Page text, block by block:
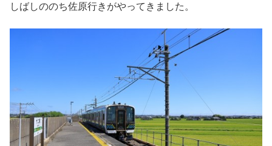
しばしののち佐原行きがやってきました。